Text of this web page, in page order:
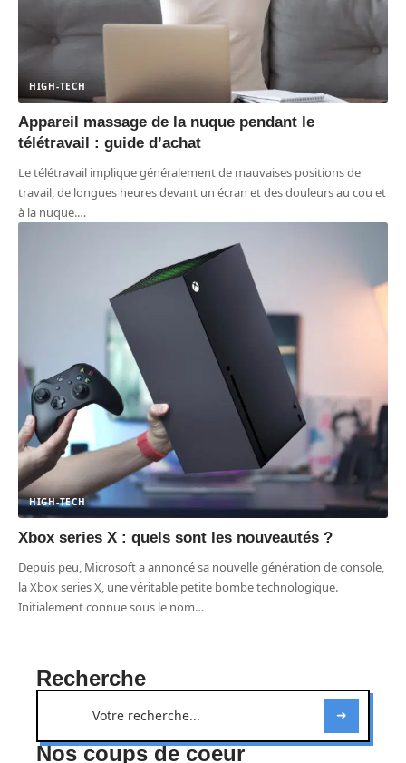
HIGH-TECH
Appareil massage de la nuque pendant le
télétravail : guide d’achat
Le télétravail implique généralement de mauvaises positions de
travail, de longues heures devant un écran et des douleurs au cou et
à la nuque.…
HIGH-TECH
Xbox series X : quels sont les nouveautés ?
Depuis peu, Microsoft a annoncé sa nouvelle génération de console,
la Xbox series X, une véritable petite bombe technologique.
Initialement connue sous le nom…
Recherche
Nos coups de coeur